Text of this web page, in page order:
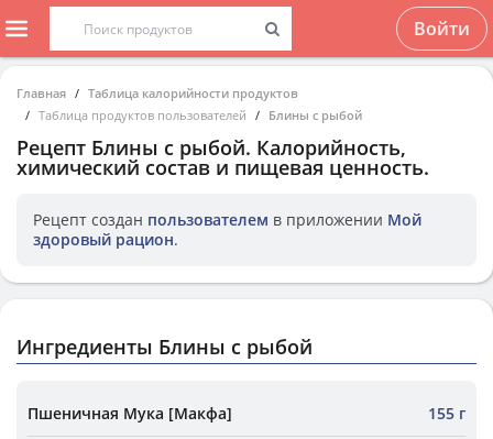
Войти
Главная
Таблица калорийности продуктов
Таблица продуктов пользователей
Блины с рыбой
Рецепт Блины с рыбой. Калорийность,
химический состав и пищевая ценность.
Рецепт создан пользователем в приложении Мой
здоровый рацион.
Ингредиенты Блины с рыбой
Пшеничная Мука [Макфа] 155 г